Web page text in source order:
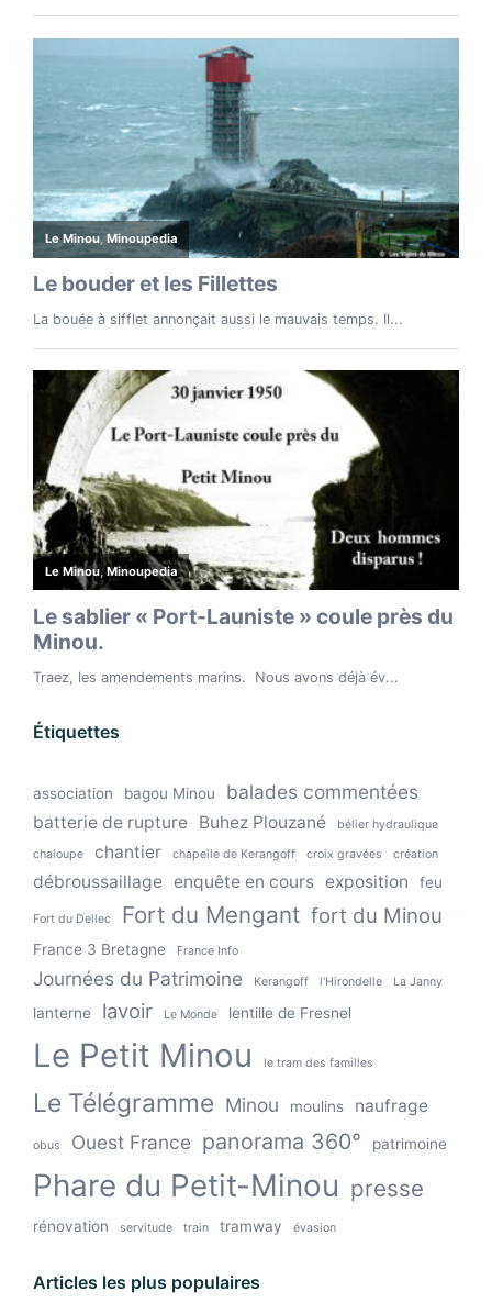
Étiquettes
association bagou Minou balades commentées
batterie de rupture Buhez Plouzané bélier hydraulique
chaloupe chantier chapelle de Kerangoff croix gravées création
débroussaillage enquête en cours exposition feu
Fort du Dellec Fort du Mengant fort du Minou
France 3 Bretagne France Info
Journées du Patrimoine Kerangoff l'Hirondelle La Janny
lanterne lavoir Le Monde lentille de Fresnel
Le Petit Minou le tram des familles
Le Télégramme Minou moulins naufrage
obus Ouest France panorama 360° patrimoine
Phare du Petit-Minou presse
rénovation servitude train tramway évasion
Articles les plus populaires